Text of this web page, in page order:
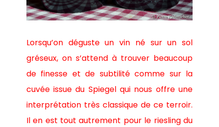
Lorsqu’on déguste un vin né sur un sol
gréseux, on s’attend à trouver beaucoup
de finesse et de subtilité comme sur la
cuvée issue du Spiegel qui nous offre une
interprétation très classique de ce terroir.
Il en est tout autrement pour le riesling du